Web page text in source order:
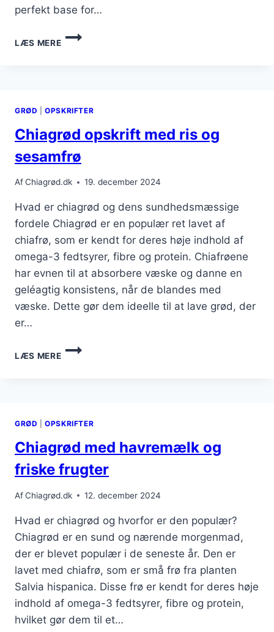
perfekt base for…
LÆS MERE
CHIAGRØD
MED
GRØD |OPSKRIFTER
Chiagrød opskrift med ris og
sesamfrø
AfChiagrød.dk 19. december 2024
Hvad er chiagrød og dens sundhedsmæssige
fordele Chiagrød er en populær ret lavet af
chiafrø, som er kendt for deres høje indhold af
omega-3 fedtsyrer, fibre og protein. Chiafrøene
har evnen til at absorbere væske og danne en
geléagtig konsistens, når de blandes med
væske. Dette gør dem ideelle til at lave grød, der
er…
LÆS MERE
CHIAGRØD
OPSKRIFT
GRØD |OPSKRIFTER
Chiagrød med havremælk og
friske frugter
AfChiagrød.dk 12. december 2024
Hvad er chiagrød og hvorfor er den populær?
Chiagrød er en sund og nærende morgenmad,
der er blevet populær i de seneste år. Den er
lavet med chiafrø, som er små frø fra planten
Salvia hispanica. Disse frø er kendt for deres høje
indhold af omega-3 fedtsyrer, fibre og protein,
hvilket gør dem til et…